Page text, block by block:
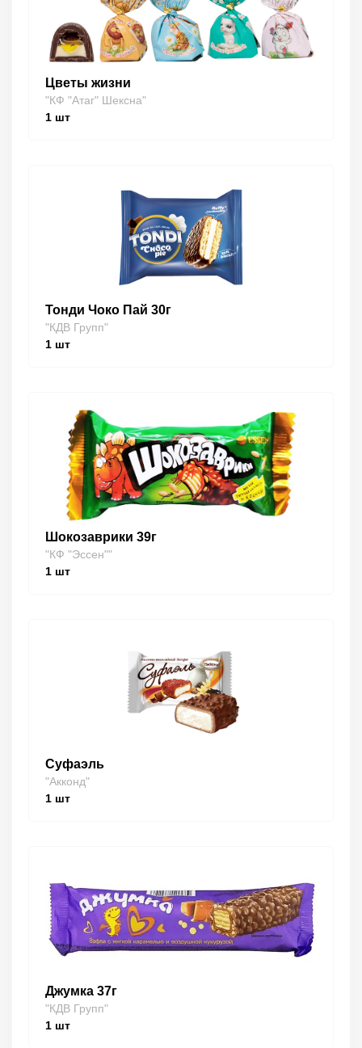
Цветы жизни
"КФ "Атаг" Шексна"
1 шт
Тонди Чоко Пай 30г
"КДВ Групп"
1 шт
Шокозаврики 39г
"КФ "Эссен""
1 шт
Суфаэль
"Акконд"
1 шт
Джумка 37г
"КДВ Групп"
1 шт